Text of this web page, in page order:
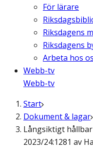
För lärare
Riksdagens
Riksdagens
Arbeta hos
Webb-tv
Webb-tv
Start
Dokument & lagar
Långsiktigt
2023/24:1281 av